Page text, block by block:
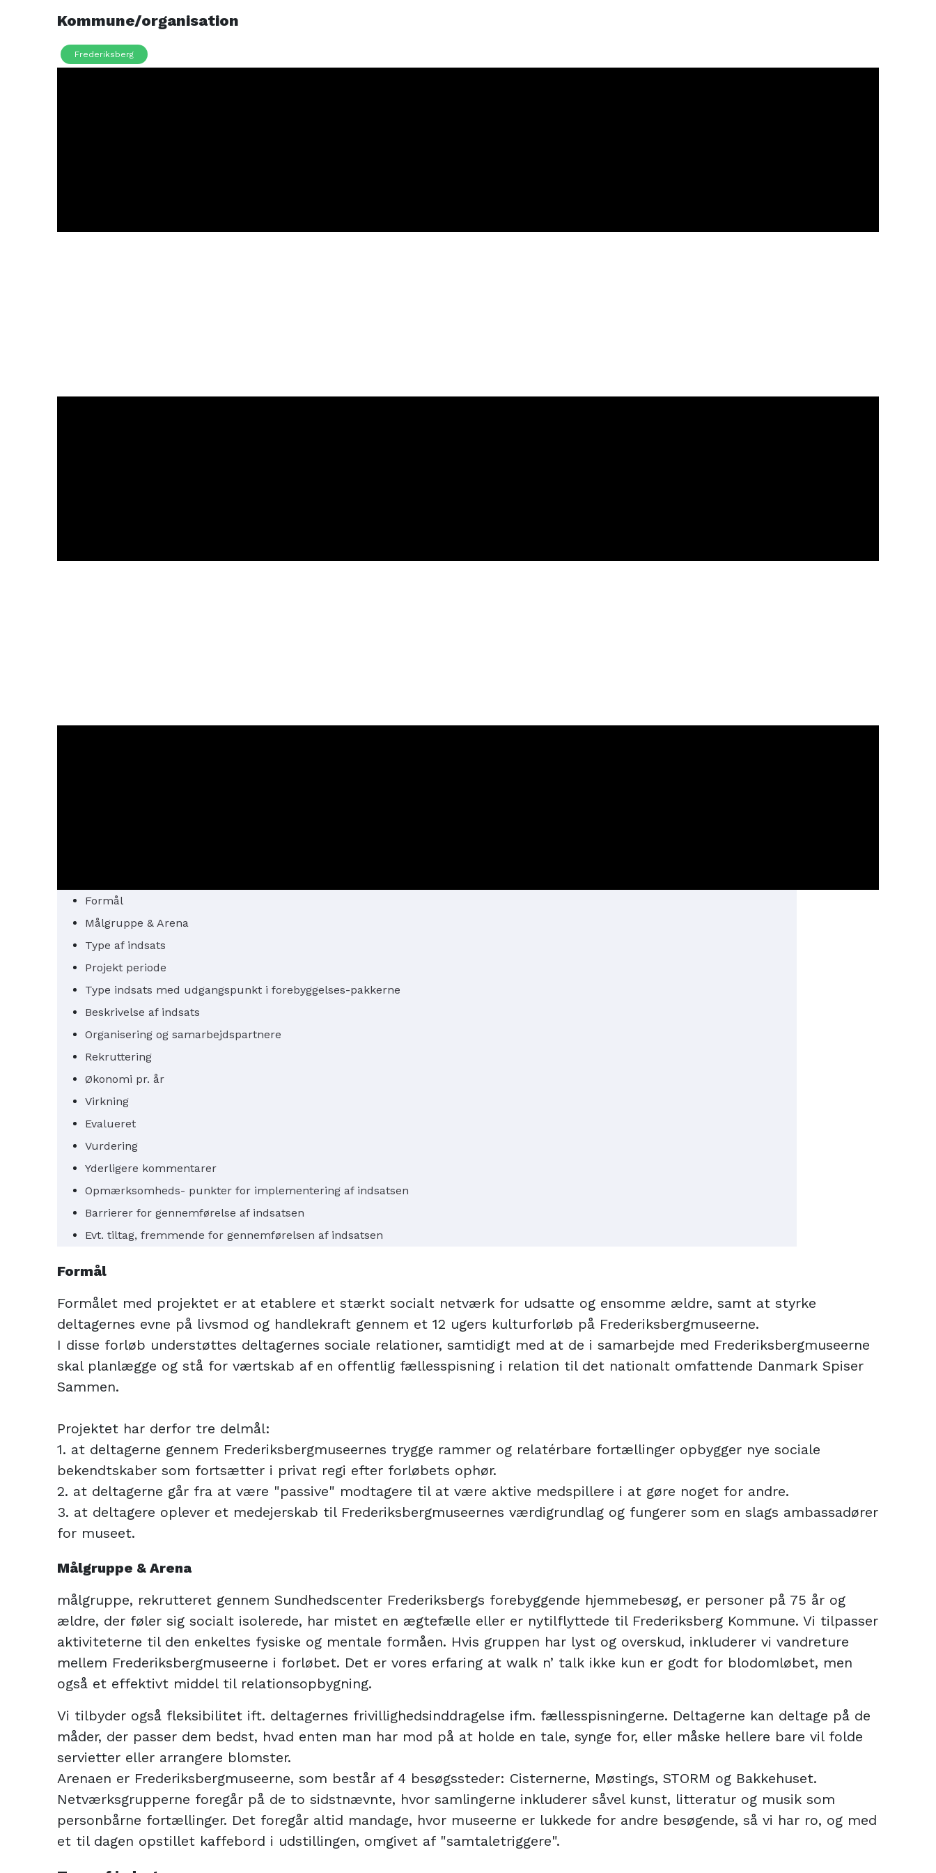
Kommune/organisation
Frederiksberg
Formål
Målgruppe & Arena
Type af indsats
Projekt periode
Type indsats med udgangspunkt i forebyggelses-pakkerne
Beskrivelse af indsats
Organisering og samarbejdspartnere
Rekruttering
Økonomi pr. år
Virkning
Evalueret
Vurdering
Yderligere kommentarer
Opmærksomheds- punkter for implementering af indsatsen
Barrierer for gennemførelse af indsatsen
Evt. tiltag, fremmende for gennemførelsen af indsatsen
Formål
Formålet med projektet er at etablere et stærkt socialt netværk for udsatte og ensomme ældre, samt at styrke
deltagernes evne på livsmod og handlekraft gennem et 12 ugers kulturforløb på Frederiksbergmuseerne.
I disse forløb understøttes deltagernes sociale relationer, samtidigt med at de i samarbejde med Frederiksbergmuseerne
skal planlægge og stå for værtskab af en offentlig fællesspisning i relation til det nationalt omfattende Danmark Spiser
Sammen.
Projektet har derfor tre delmål:
1. at deltagerne gennem Frederiksbergmuseernes trygge rammer og relatérbare fortællinger opbygger nye sociale
bekendtskaber som fortsætter i privat regi efter forløbets ophør.
2. at deltagerne går fra at være "passive" modtagere til at være aktive medspillere i at gøre noget for andre.
3. at deltagere oplever et medejerskab til Frederiksbergmuseernes værdigrundlag og fungerer som en slags ambassadører
for museet.
Målgruppe & Arena
målgruppe, rekrutteret gennem Sundhedscenter Frederiksbergs forebyggende hjemmebesøg, er personer på 75 år og
ældre, der føler sig socialt isolerede, har mistet en ægtefælle eller er nytilflyttede til Frederiksberg Kommune. Vi tilpasser
aktiviteterne til den enkeltes fysiske og mentale formåen. Hvis gruppen har lyst og overskud, inkluderer vi vandreture
mellem Frederiksbergmuseerne i forløbet. Det er vores erfaring at walk n’ talk ikke kun er godt for blodomløbet, men
også et effektivt middel til relationsopbygning.
Vi tilbyder også fleksibilitet ift. deltagernes frivillighedsinddragelse ifm. fællesspisningerne. Deltagerne kan deltage på de
måder, der passer dem bedst, hvad enten man har mod på at holde en tale, synge for, eller måske hellere bare vil folde
servietter eller arrangere blomster.
Arenaen er Frederiksbergmuseerne, som består af 4 besøgssteder: Cisternerne, Møstings, STORM og Bakkehuset.
Netværksgrupperne foregår på de to sidstnævnte, hvor samlingerne inkluderer såvel kunst, litteratur og musik som
personbårne fortællinger. Det foregår altid mandage, hvor museerne er lukkede for andre besøgende, så vi har ro, og med
et til dagen opstillet kaffebord i udstillingen, omgivet af "samtaletriggere".